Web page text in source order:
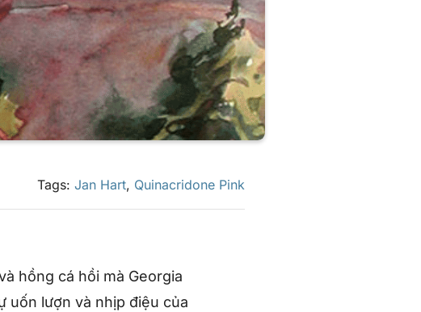
Tags: Jan Hart, Quinacridone Pink
hồng cá hồi mà Georgia
uốn lượn và nhịp điệu của